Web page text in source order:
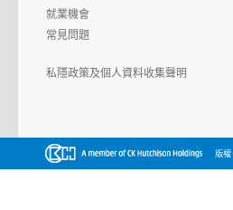
就業機會
常見問題
私隱政策及個人資料收集聲明
版權